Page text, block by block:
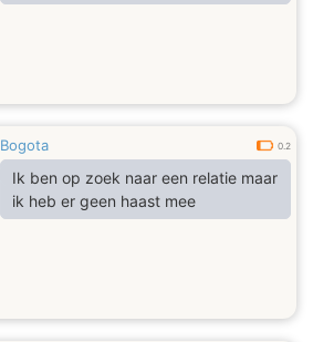
Bogota 0.2
Ik ben op zoek naar een relatie maar
ik heb er geen haast mee